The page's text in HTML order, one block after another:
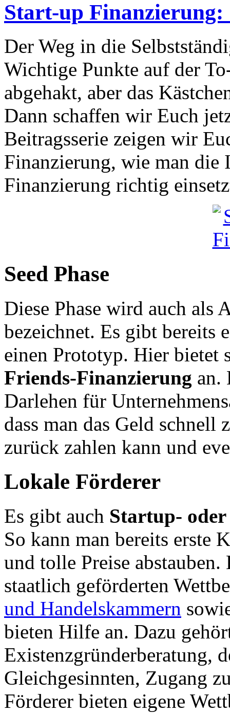
Start-up Finanzierung:
Der Weg in die
Wichtige Punkte auf der
abgehakt, aber das
Dann schaffen wir Euch
Beitragsserie zeigen wir
Finanzierung, wie man die
Finanzierung richtig
Seed Phase
Diese Phase wird auch als
bezeichnet. Es gibt bereits
einen Prototyp. Hier bietet
Friends-Finanzierung an.
Darlehen für
dass man das Geld
zurück zahlen kann und
Lokale Förderer
Es gibt auch Startup- oder
So kann man bereits erste
und tolle Preise
staatlich geförderten
und Handelskammern
bieten Hilfe an. Dazu
Existenzgründerberatung,
Gleichgesinnten, Zugang
Förderer bieten eigene